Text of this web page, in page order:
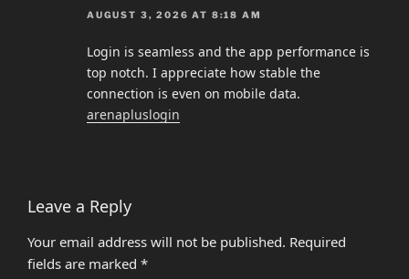
AUGUST 3, 2026 AT 8:18 AM
Login is seamless and the app performance is
top notch. I appreciate how stable the
connection is even on mobile data.
arenapluslogin
Leave a Reply
Your email address will not be published. Required
fields are marked *